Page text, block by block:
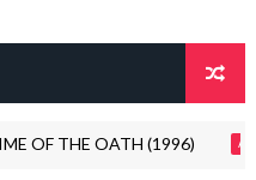
por miembros de